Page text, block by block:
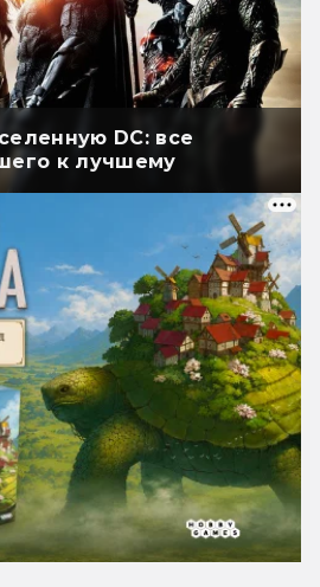
DC: все
к лучшему